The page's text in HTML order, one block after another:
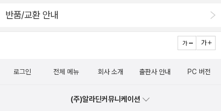
반품/교환 안내
로그인 전체 메뉴 회사 소개 출판사 안내 PC 버전
(주)알라딘커뮤니케이션